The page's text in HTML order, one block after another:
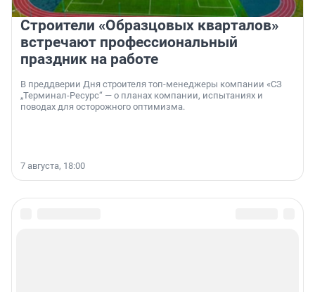
Строители «Образцовых кварталов»
встречают профессиональный
праздник на работе
В преддверии Дня строителя топ-менеджеры компании «СЗ
„Терминал-Ресурс“ — о планах компании, испытаниях и
поводах для осторожного оптимизма.
7 августа, 18:00